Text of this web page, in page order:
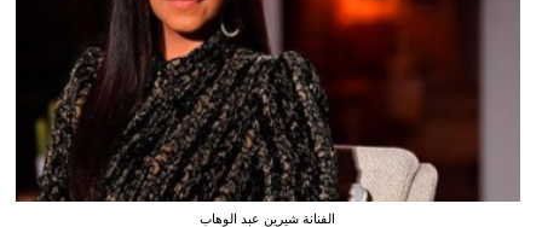
الفنانة شيرين عبد الوهاب